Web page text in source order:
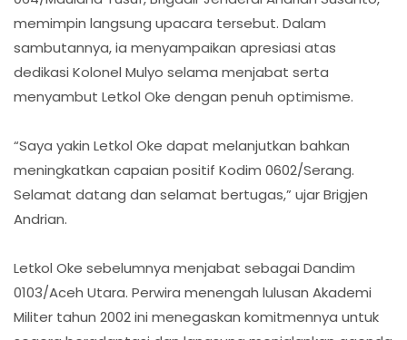
memimpin langsung upacara tersebut. Dalam
sambutannya, ia menyampaikan apresiasi atas
dedikasi Kolonel Mulyo selama menjabat serta
menyambut Letkol Oke dengan penuh optimisme.
“Saya yakin Letkol Oke dapat melanjutkan bahkan
meningkatkan capaian positif Kodim 0602/Serang.
Selamat datang dan selamat bertugas,” ujar Brigjen
Andrian.
Letkol Oke sebelumnya menjabat sebagai Dandim
0103/Aceh Utara. Perwira menengah lulusan Akademi
Militer tahun 2002 ini menegaskan komitmennya untuk